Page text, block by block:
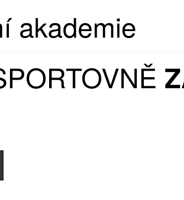
akademie